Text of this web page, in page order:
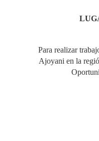
Para realizar
Ajoyani en la